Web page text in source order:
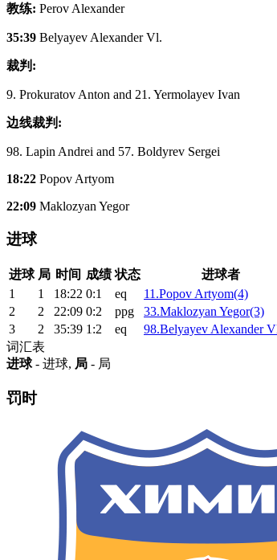
教练: Perov Alexander
35:39 Belyayev Alexander Vl.
裁判:
9. Prokuratov Anton and 21. Yermolayev Ivan
边线裁判:
98. Lapin Andrei and 57. Boldyrev Sergei
18:22 Popov Artyom
22:09 Maklozyan Yegor
进球
进球 局 时间 成绩 状态 进球者
1
1 18:22 0:1 eq 11.Popov Artyom(4)
2
2 22:09 0:2 ppg 33.Maklozyan Yegor(3)
3
2 35:39 1:2 eq 98.Belyayev Alexander
词汇表
进球- 进球, 局 - 局
罚时